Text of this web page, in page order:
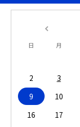
日 月
2
3
9
10
16
17